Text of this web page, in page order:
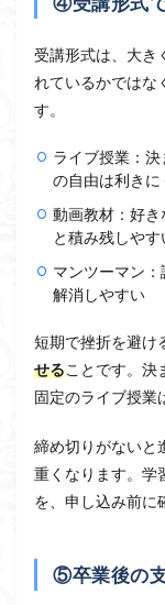
受講形式は、大き
れているかではな
す。
ライブ授業：
の自由は利きに
動画教材：好
と積み残しやす
マンツーマン
解消しやすい
短期で挫折を避け
せることです。決
固定のライブ授業
締め切りがないと
重くなります。学
を、申し込み前に
⑤卒業後の